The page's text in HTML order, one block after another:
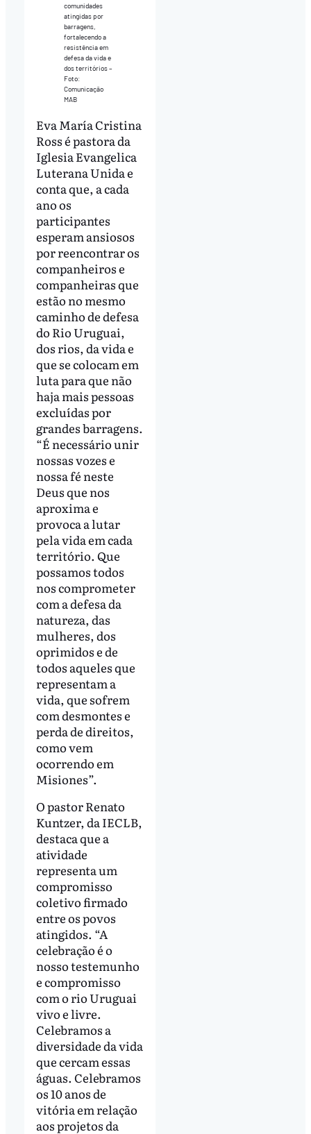
comunidades
atingidas por
barragens,
fortalecendo a
resistência em
defesa da vida e
dos territórios –
Foto:
Comunicação
MAB
Eva María Cristina
Ross é pastora da
Iglesia Evangelica
Luterana Unida e
conta que, a cada
ano os
participantes
esperam ansiosos
por reencontrar os
companheiros e
companheiras que
estão no mesmo
caminho de defesa
do Rio Uruguai,
dos rios, da vida e
que se colocam em
luta para que não
haja mais pessoas
excluídas por
grandes barragens.
“É necessário unir
nossas vozes e
nossa fé neste
Deus que nos
aproxima e
provoca a lutar
pela vida em cada
território. Que
possamos todos
nos comprometer
com a defesa da
natureza, das
mulheres, dos
oprimidos e de
todos aqueles que
representam a
vida, que sofrem
com desmontes e
perda de direitos,
como vem
ocorrendo em
Misiones”.
O pastor Renato
Kuntzer, da IECLB,
destaca que a
atividade
representa um
compromisso
coletivo firmado
entre os povos
atingidos. “A
celebração é o
nosso testemunho
e compromisso
com o rio Uruguai
vivo e livre.
Celebramos a
diversidade da vida
que cercam essas
águas. Celebramos
os 10 anos de
vitória em relação
aos projetos da